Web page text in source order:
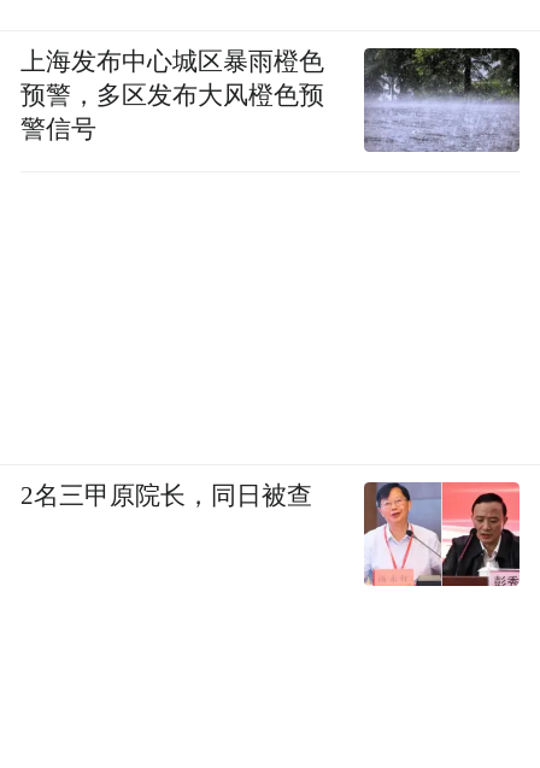
上海发布中心城区暴雨橙色
预警，多区发布大风橙色预
警信号
2名三甲原院长，同日被查